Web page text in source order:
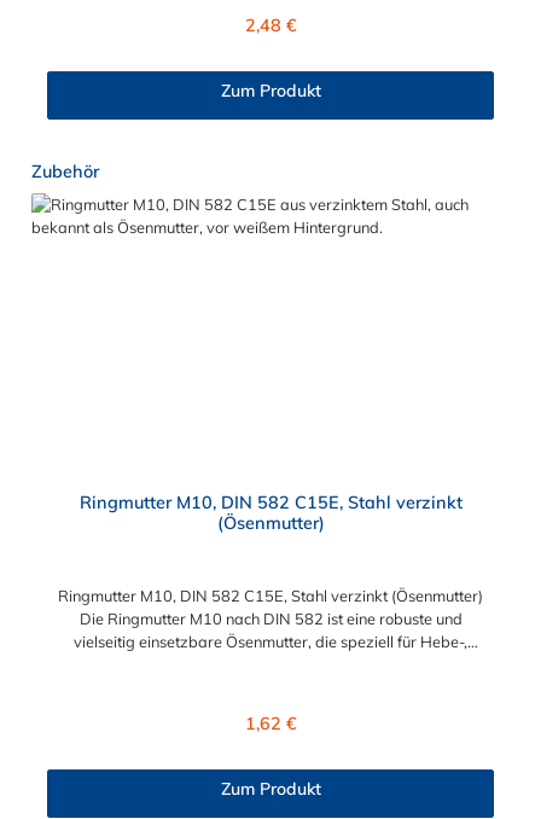
Aufbau von Rohrlagern oder Schweißkonstruktionen.
und Muttern Nicht-auswählbare Abmessungen auf Anfrage
möglich!
Regulärer Preis:
2,48 €
Zum Produkt
Produktgalerie überspringen
Zubehör
Ringmutter M10, DIN 582 C15E, Stahl verzinkt
(Ösenmutter)
Ringmutter M10, DIN 582 C15E, Stahl verzinkt (Ösenmutter)
Die Ringmutter M10 nach DIN 582 ist eine robuste und
vielseitig einsetzbare Ösenmutter, die speziell für Hebe-,
sowie privaten Einsatz geeignet. Produktmerkmale: Norm:
Befestigungslösungen. Material: Hochfester C15E Stahl für
Regulärer Preis:
1,62 €
Zum Produkt